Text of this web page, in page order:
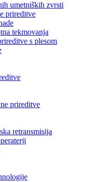
umetniških zvrsti
prireditve
tekmovanja
s plesom
prireditve
retransmisija